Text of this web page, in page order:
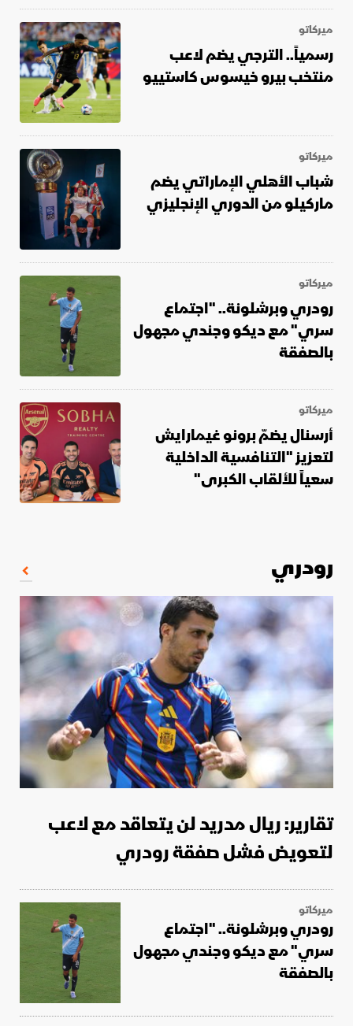
ميركاتو
رسمياً.. الترجي يضم لاعب
منتخب بيرو خيسوس كاستييو
ميركاتو
شباب الأهلي الإماراتي يضم
ماركيلو من الدوري الإنجليزي
ميركاتو
رودري وبرشلونة.. "اجتماع
سري" مع ديكو وجندي مجهول
بالصفقة
ميركاتو
أرسنال يضمّ برونو غيمارايش
لتعزيز "التنافسية الداخلية
سعياً للألقاب الكبرى"
رودري
تقارير: ريال مدريد لن يتعاقد مع لاعب
لتعويض فشل صفقة رودري
ميركاتو
رودري وبرشلونة.. "اجتماع
سري" مع ديكو وجندي مجهول
بالصفقة